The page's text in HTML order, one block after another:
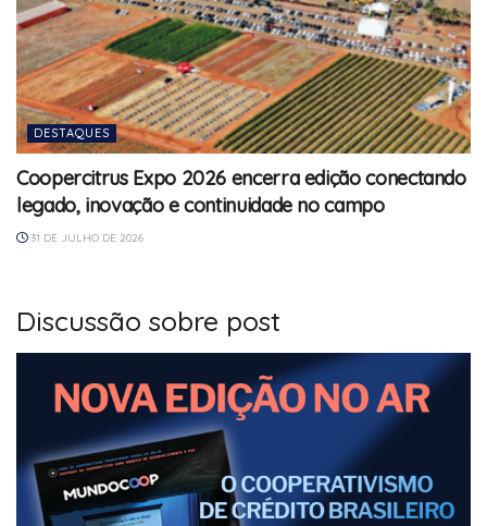
DESTAQUES
Coopercitrus Expo 2026 encerra edição conectando
legado, inovação e continuidade no campo
31 DE JULHO DE 2026
Discussão sobre post